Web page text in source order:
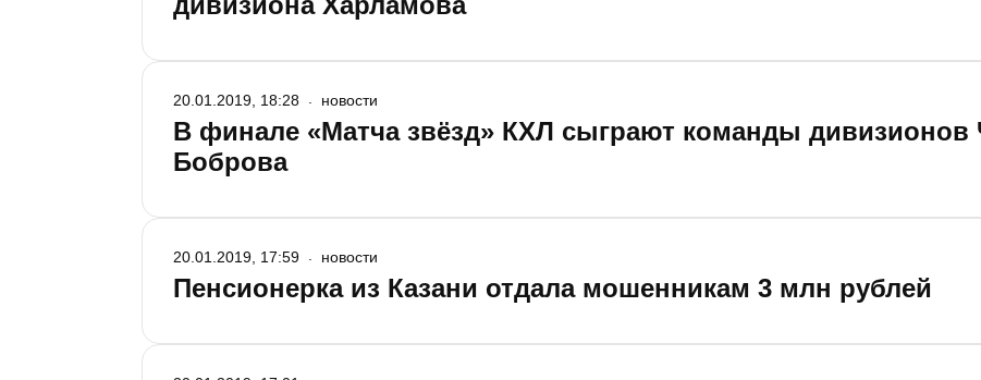
В финале «Матча звёзд» КХЛ сыграют команды
Боброва
20.01.2019, 18:28 новости
Пенсионерка из Казани отдала мошенникам 3 млн рублей
20.01.2019, 17:59 новости